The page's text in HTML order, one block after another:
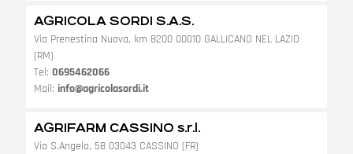
AGRICOLA SORDI S.A.S.
Via Prenestina Nuova, km 8200 00010 GALLICANO NEL LAZIO
(RM)
Tel: 0695462066
Mail: info@agricolasordi.it
AGRIFARM CASSINO s.r.l.
Via S.Angelo, 58 03043 CASSINO (FR)